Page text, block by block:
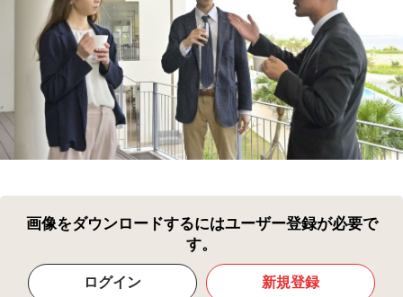
画像をダウンロードするにはユーザー登録が必要で
す。
ログイン 新規登録